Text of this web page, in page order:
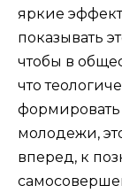
яркие
показывать
чтобы в
что
молодежи,
вперед, к